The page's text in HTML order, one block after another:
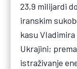
23,9 milijardi
iranskim
kasu
Ukrajini;
istraživanje